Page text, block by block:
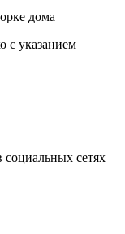
дома
с указанием
сетях